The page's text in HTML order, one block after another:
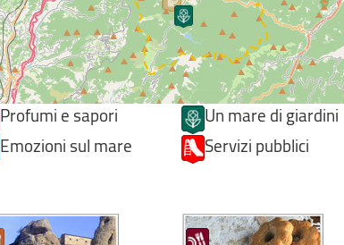
Profumi e sapori Un mare di giardini
Emozioni sul mare Servizi pubblici